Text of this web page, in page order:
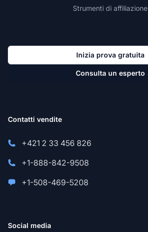
Strumenti di affiliazione
Inizia prova gratuita
Consulta un esperto
Contatti vendite
+421 2 33 456 826
+1-888-842-9508
+1-508-469-5208
Social media